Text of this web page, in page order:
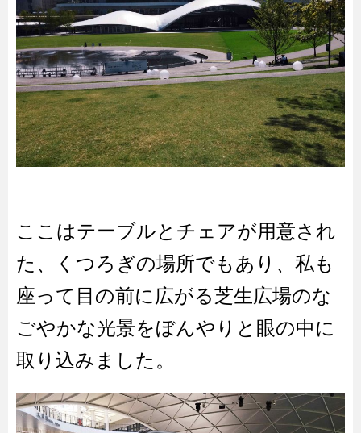
ここはテーブルとチェアが用意され
た、くつろぎの場所でもあり、私も
座って目の前に広がる芝生広場のな
ごやかな光景をぼんやりと眼の中に
取り込みました。